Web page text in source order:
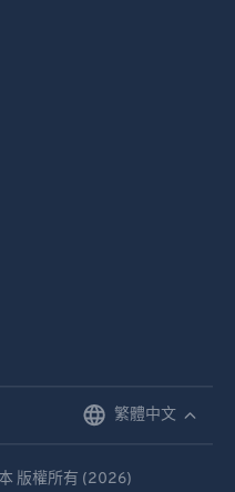
繁體中文
版權所有 (2026)